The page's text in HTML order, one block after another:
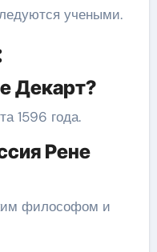
учеными.
Декарт?
1596 года.
Рене
философом и